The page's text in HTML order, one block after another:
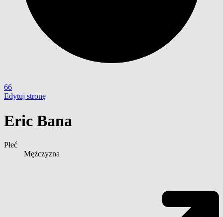
66
Edytuj stronę
Eric Bana
Płeć
Mężczyzna